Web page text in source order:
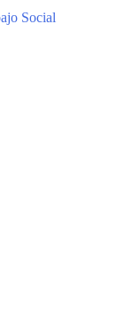
Social